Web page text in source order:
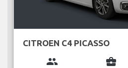
CITROEN C4 PICASSO
group business_center